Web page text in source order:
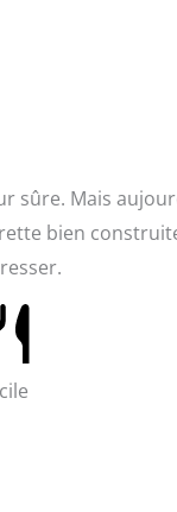
sûre. Mais
bien